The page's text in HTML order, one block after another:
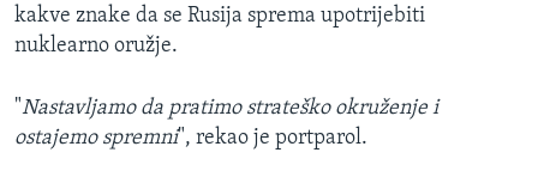
kakve znake da se Rusija sprema upotrijebiti
nuklearno oružje.
"Nastavljamo da pratimo strateško okruženje i
ostajemo spremni", rekao je portparol.